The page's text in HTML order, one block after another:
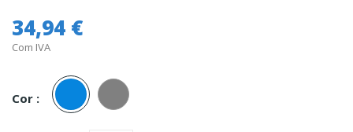
34,94 €
Com IVA
Cor :
Azul